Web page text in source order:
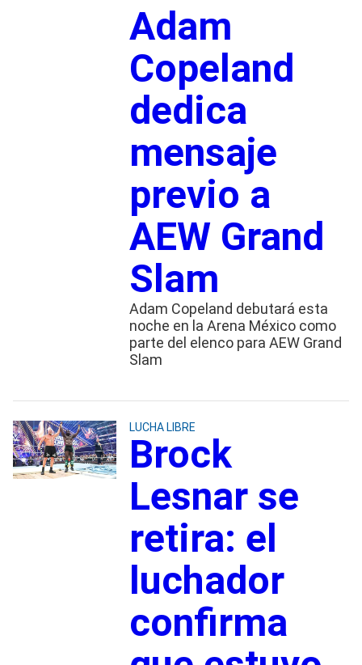
Adam
Copeland
dedica
mensaje
previo a
AEW Grand
Slam
Adam Copeland debutará esta
noche en la Arena México como
parte del elenco para AEW Grand
Slam
LUCHA LIBRE
Brock
Lesnar se
retira: el
luchador
confirma